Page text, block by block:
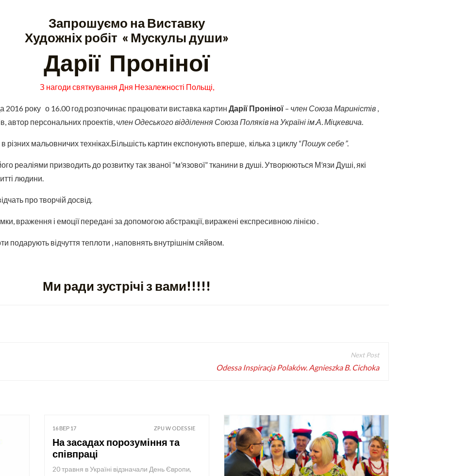
Запрошуємо на Виставку
Художніх робіт « Мускулы души»
Дарії Проніної
З нагоди святкування Дня Незалежності Польщі,
2016 року о 16.00 год розпочинає працювати виставка картин Дарії Проніної – член Союза Мариністів
автор персональних проектів, член Одеського відділення Союза Поляків на Україні ім.А. Міцкевича
мальовничих техніках.Більшість картин експонують вперше, кілька з циклу “Пошук себе”.
реаліями призводить до розвитку так званої “м’язової” тканини в душі. Утворюються М’язи Душі, які
людини.
про творчій досвід.
враження і емоції передані за допомогою абстракції, виражені експресивною лінією .
подарують відчуття теплоти , наповнять внутрішнім сяйвом.
Ми ради зустрічі з вами!!!!!
Odessa Inspiracja Polaków. Agnieszka B. Cichoka
16 ВЕР 17 ZPU W ODESSIE
На засадах порозуміння та
співпраці
20 травня в Україні відзначали День Європи,